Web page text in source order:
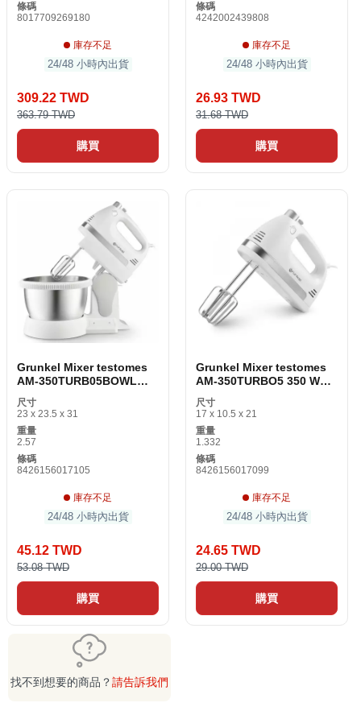
條碼
8017709269180
庫存不足
24/48 小時內出貨
309.22 TWD
363.79 TWD
購買
條碼
4242002439808
庫存不足
24/48 小時內出貨
26.93 TWD
31.68 TWD
購買
Grunkel Mixer testomes
AM-350TURB05BOWL
350 W白色1 L 2 L
尺寸
23 x 23.5 x 31
重量
2.57
條碼
8426156017105
庫存不足
24/48 小時內出貨
45.12 TWD
53.08 TWD
購買
Grunkel Mixer testomes
AM-350TURBO5 350 W白
色1 L
尺寸
17 x 10.5 x 21
重量
1.332
條碼
8426156017099
庫存不足
24/48 小時內出貨
24.65 TWD
29.00 TWD
購買
找不到想要的商品？請告訴我們